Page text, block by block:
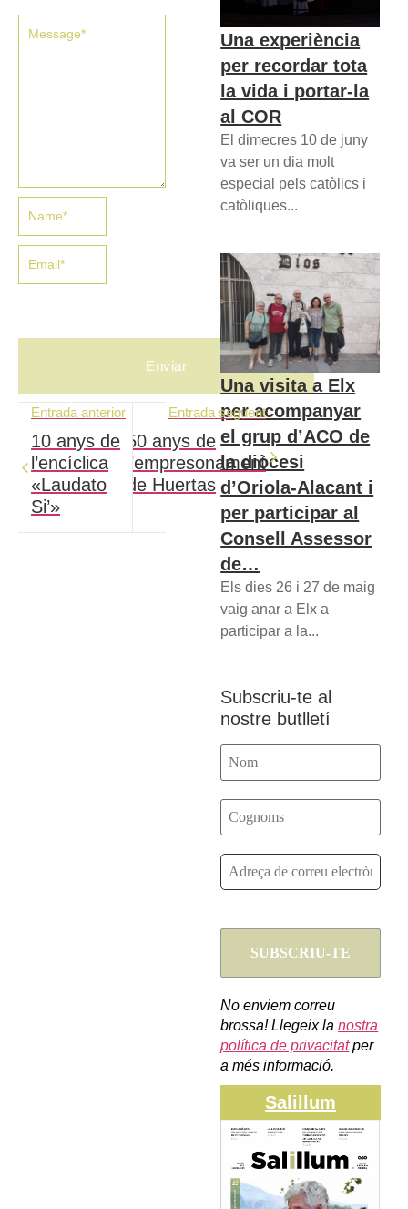
Entrada anterior
10 anys de
l’encíclica
«Laudato
Si’»
Entrada següent
50 anys de
l’empresonament
de Huertas
Una experiència
per recordar tota
la vida i portar-la
al COR
El dimecres 10 de juny
va ser un dia molt
especial pels catòlics i
catòliques...
Una visita a Elx
per acompanyar
el grup d’ACO de
la diòcesi
d’Oriola-Alacant i
per participar al
Consell Assessor
de…
Els dies 26 i 27 de maig
vaig anar a Elx a
participar a la...
Subscriu-te al
nostre butlletí
No enviem correu
brossa! Llegeix lanostra
política de privacitatper
a més informació.
Salillum